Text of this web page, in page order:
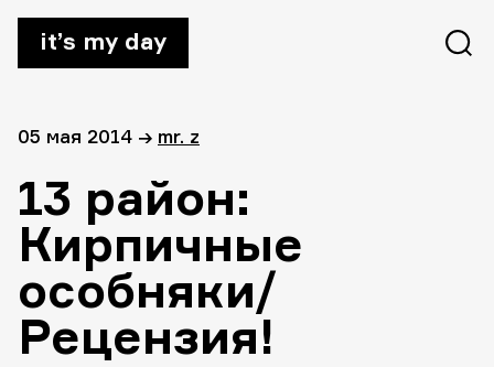
it’s my day
05 мая 2014 → mr. z
13 район:
Кирпичные
особняки/
Рецензия!